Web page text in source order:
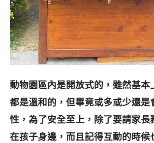
動物園區內是開放式的，雖然基本
都是溫和的，但畢竟或多或少還是
性，為了安全至上，除了要請家長
在孩子身邊，而且記得互動的時候